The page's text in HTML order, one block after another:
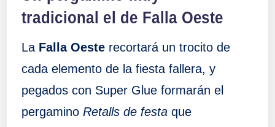
tradicional el de Falla Oeste
LaFalla Oesterecortará un trocito de
cada elemento de la fiesta fallera, y
pegados con Super Glue formarán el
pergamino Retalls de festaque